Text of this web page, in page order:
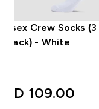
Crew Socks (3
Pack) - White
109.00 AED‎